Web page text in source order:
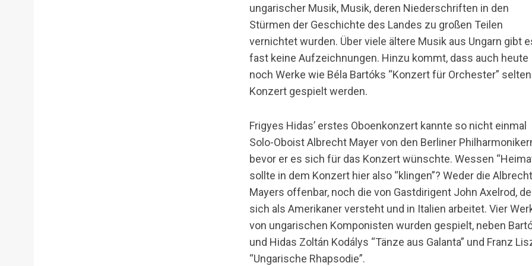
ungarischer Musik, Musik, deren Niederschriften in den
Stürmen der Geschichte des Landes zu großen Teilen
vernichtet wurden. Über viele ältere Musik aus Ungarn gibt
fast keine Aufzeichnungen. Hinzu kommt, dass auch heute
noch Werke wie Béla Bartóks “Konzert für Orchester”
Konzert gespielt werden.
Frigyes Hidas’ erstes Oboenkonzert kannte so nicht einmal
Solo-Oboist Albrecht Mayer von den Berliner
bevor er es sich für das Konzert wünschte. Wessen
sollte in dem Konzert hier also “klingen”? Weder die Albrecht
Mayers offenbar, noch die von Gastdirigent John Axelrod,
sich als Amerikaner versteht und in Italien arbeitet. Vier
von ungarischen Komponisten wurden gespielt, neben
und Hidas Zoltán Kodálys “Tänze aus Galanta” und Franz
“Ungarische Rhapsodie”.